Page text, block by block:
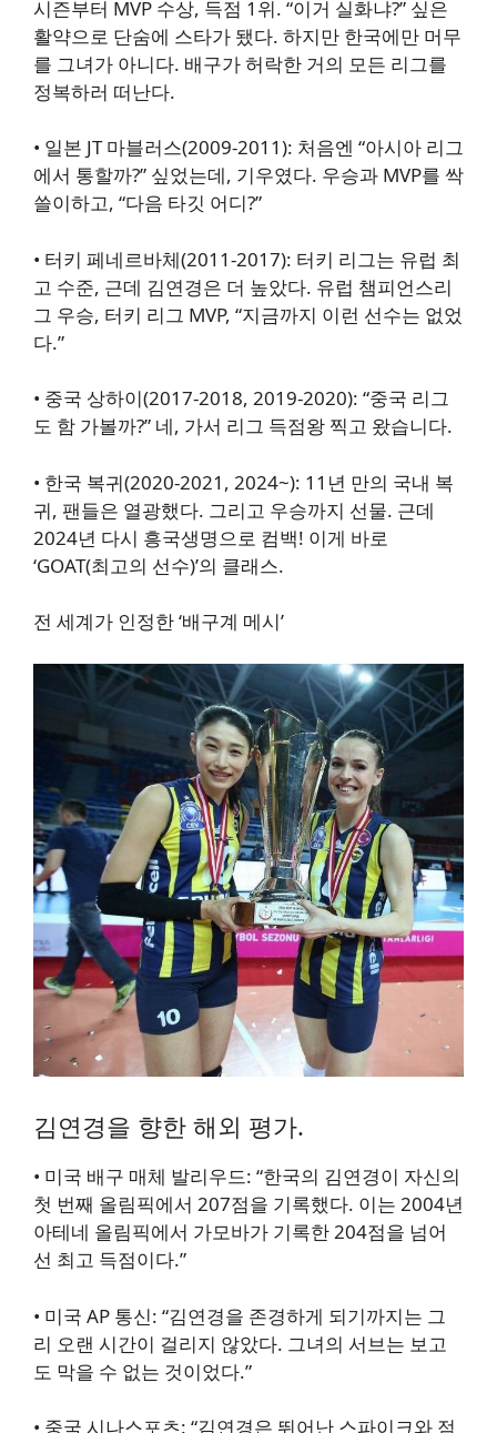
시즌부터 MVP 수상, 득점 1위. “이거 실화냐?” 싶은
활약으로 단숨에 스타가 됐다. 하지만 한국에만 머무
를 그녀가 아니다. 배구가 허락한 거의 모든 리그를
정복하러 떠난다.
• 일본 JT 마블러스(2009-2011): 처음엔 “아시아 리그
에서 통할까?” 싶었는데, 기우였다. 우승과 MVP를 싹
쓸이하고, “다음 타깃 어디?”
• 터키 페네르바체(2011-2017): 터키 리그는 유럽 최
고 수준, 근데 김연경은 더 높았다. 유럽 챔피언스리
그 우승, 터키 리그 MVP, “지금까지 이런 선수는 없었
다.”
• 중국 상하이(2017-2018, 2019-2020): “중국 리그
도 함 가볼까?” 네, 가서 리그 득점왕 찍고 왔습니다.
• 한국 복귀(2020-2021, 2024~): 11년 만의 국내 복
귀, 팬들은 열광했다. 그리고 우승까지 선물. 근데
2024년 다시 흥국생명으로 컴백! 이게 바로
‘GOAT(최고의 선수)’의 클래스.
전 세계가 인정한 ‘배구계 메시’
김연경을 향한 해외 평가.
• 미국 배구 매체 발리우드: “한국의 김연경이 자신의
첫 번째 올림픽에서 207점을 기록했다. 이는 2004년
아테네 올림픽에서 가모바가 기록한 204점을 넘어
선 최고 득점이다.”
• 미국 AP 통신: “김연경을 존경하게 되기까지는 그
리 오랜 시간이 걸리지 않았다. 그녀의 서브는 보고
도 막을 수 없는 것이었다.”
• 중국 시나스포츠: “김연경은 뛰어난 스파이크와 점